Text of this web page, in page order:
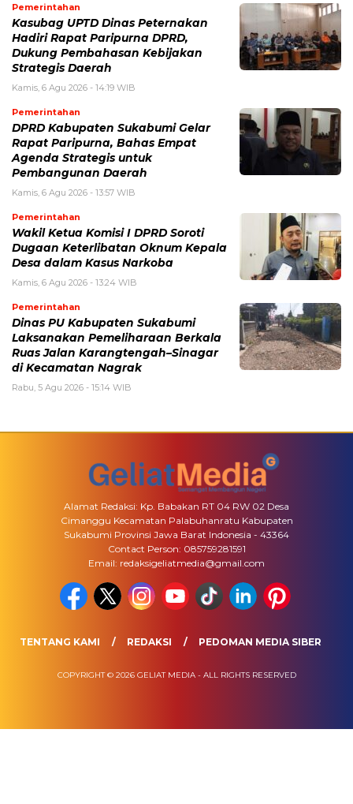
Pemerintahan
Kasubag UPTD Dinas Peternakan
Hadiri Rapat Paripurna DPRD,
Dukung Pembahasan Kebijakan
Strategis Daerah
Kamis, 6 Agu 2026 - 14:19 WIB
Pemerintahan
DPRD Kabupaten Sukabumi Gelar
Rapat Paripurna, Bahas Empat
Agenda Strategis untuk
Pembangunan Daerah
Kamis, 6 Agu 2026 - 13:57 WIB
Pemerintahan
Wakil Ketua Komisi I DPRD Soroti
Dugaan Keterlibatan Oknum Kepala
Desa dalam Kasus Narkoba
Kamis, 6 Agu 2026 - 13:24 WIB
Pemerintahan
Dinas PU Kabupaten Sukabumi
Laksanakan Pemeliharaan Berkala
Ruas Jalan Karangtengah–Sinagar
di Kecamatan Nagrak
Rabu, 5 Agu 2026 - 15:14 WIB
Alamat Redaksi: Kp. Babakan RT 04 RW 02 Desa
Cimanggu Kecamatan Palabuhanratu Kabupaten
Sukabumi Provinsi Jawa Barat Indonesia - 43364
Contact Person: 085759281591
Email: redaksigeliatmedia@gmail.com
TENTANG KAMI REDAKSI PEDOMAN MEDIA SIBER
COPYRIGHT © 2026 GELIAT MEDIA - ALL RIGHTS RESERVED